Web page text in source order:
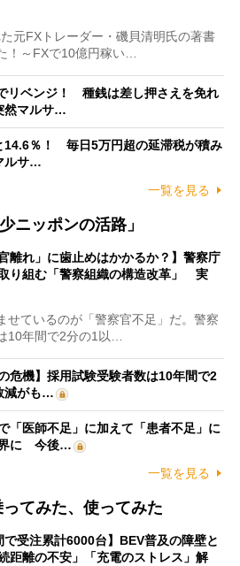
元FXトレーダー・磯貝清明氏の著書
！～FXで10億円稼い…
リベンジ！ 種銭は差し押さえを免れ
然マルサ…
14.6％！ 毎日5万円超の延滞税が積み
ルサ…
一覧を見る
ニッポンの活路」
離れ」に歯止めはかかるか？】警察庁
り組む「警察組織の構造改革」 実
ているのが「警察官不足」だ。警察
10年間で2分の1以…
危機】採用試験受験者数は10年間で2
減がも…
「医師不足」に加えて「患者不足」に
界に 今後…
一覧を見る
てみた、使ってみた
で受注累計6000台】BEV普及の障壁と
距離の不安」「充電のストレス」解